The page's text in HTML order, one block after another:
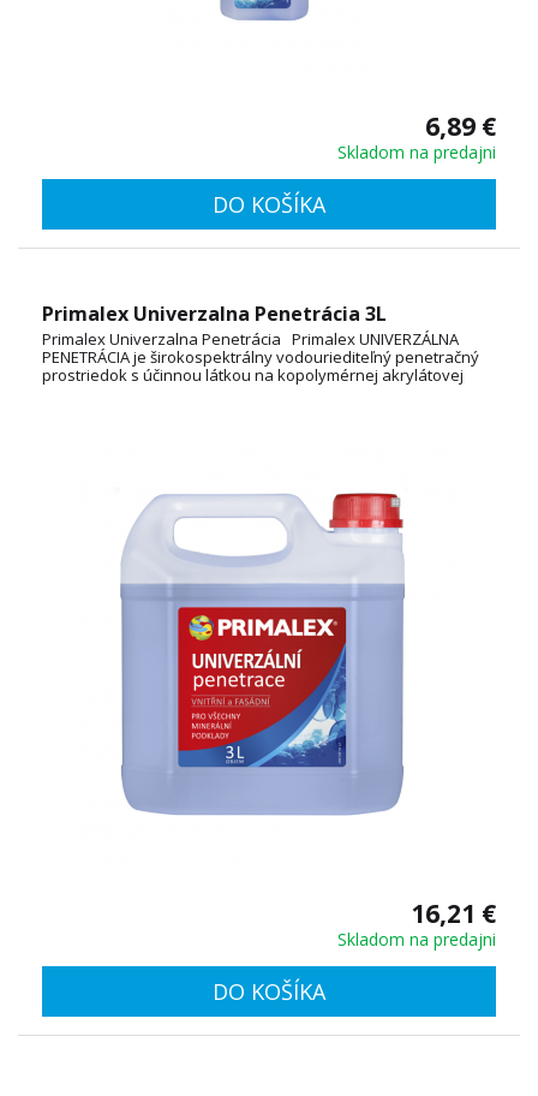
6,89 €
Skladom na predajni
DO KOŠÍKA
Primalex Univerzalna Penetrácia 3L
Primalex Univerzalna Penetrácia Primalex UNIVERZÁLNA
PENETRÁCIA je širokospektrálny vodouriediteľný penetračný
prostriedok s účinnou látkou na kopolymérnej akrylátovej
16,21 €
Skladom na predajni
DO KOŠÍKA